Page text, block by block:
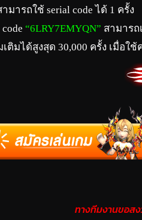
ามารถใช้ serial codeได้ 1 ครั้ง
code “6LRY7EMYQN” สามาร
เติมได้สูงสุด 30,000 ครั้ง เมื่อ
ทางทีมงานขอสง